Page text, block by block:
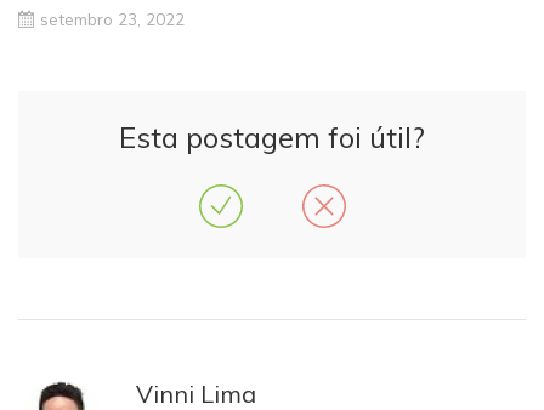
setembro 23, 2022
Esta postagem foi útil?
Vinni Lima